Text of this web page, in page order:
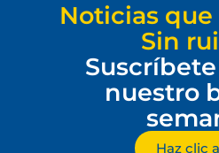
Noticias
Sin
nuestro
Haz clic